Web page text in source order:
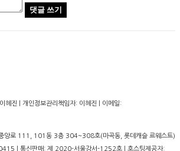
댓글 쓰기
혜진 | 개인정보관리책임자: 이혜진 | 이메일:
앙로 111, 101동 3층 304~308호(마곡동, 롯데캐슬 르웨스트)
| 통신판매: 제 2020-서울강서-1252호 | 호스팅제공자: